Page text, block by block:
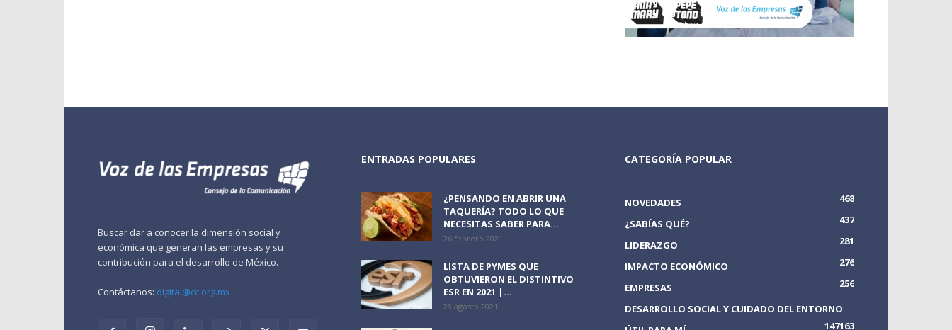
Buscar dar a conocer la dimensión social y
económica que generan las empresas y su
contribución para el desarrollo de México.
Contáctanos: digital@cc.org.mx
ENTRADAS POPULARES
¿PENSANDO EN ABRIR UNA
TAQUERÍA? TODO LO QUE
NECESITAS SABER PARA...
26 febrero 2021
LISTA DE PYMES QUE
OBTUVIERON EL DISTINTIVO
ESR EN 2021 |...
28 agosto 2021
CATEGORÍA POPULAR
NOVEDADES
468
¿SABÍAS QUÉ?
437
LIDERAZGO
281
IMPACTO ECONÓMICO
276
EMPRESAS
256
DESARROLLO SOCIAL Y CUIDADO DEL ENTORNO
163
147